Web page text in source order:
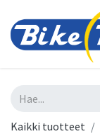
Kaikki tuotteet